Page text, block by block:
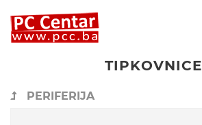
TIPKOVNICE
PERIFERIJA